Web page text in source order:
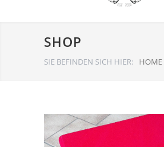
SHOP
SIE BEFINDEN SICH HIER: HOME